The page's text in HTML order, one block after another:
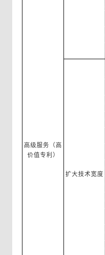
高级服务（高
价值专利）
扩大技术宽度